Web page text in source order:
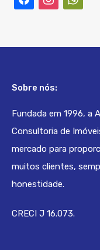
Sobre nós:
Fundada em 1996, a
Consultoria de
mercado para
muitos clientes,
honestidade.
CRECI J 16.073.